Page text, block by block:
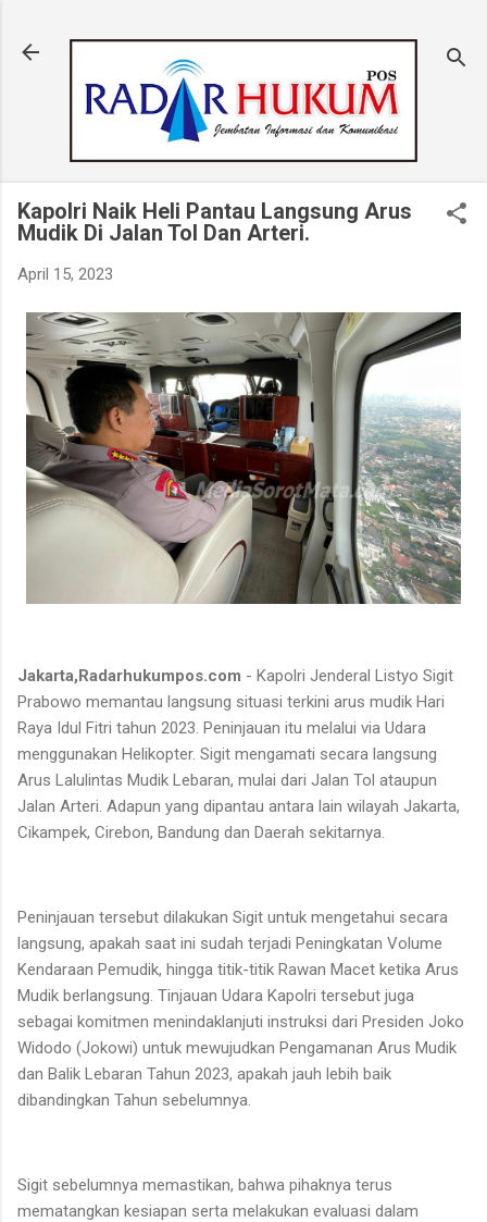
Kapolri Naik Heli Pantau Langsung Arus
Mudik Di Jalan Tol Dan Arteri.
April 15, 2023
Jakarta,Radarhukumpos.com - Kapolri Jenderal Listyo Sigit
Prabowo memantau langsung situasi terkini arus mudik Hari
Raya Idul Fitri tahun 2023. Peninjauan itu melalui via Udara
menggunakan Helikopter. Sigit mengamati secara langsung
Arus Lalulintas Mudik Lebaran, mulai dari Jalan Tol ataupun
Jalan Arteri. Adapun yang dipantau antara lain wilayah Jakarta,
Cikampek, Cirebon, Bandung dan Daerah sekitarnya.
Peninjauan tersebut dilakukan Sigit untuk mengetahui secara
langsung, apakah saat ini sudah terjadi Peningkatan Volume
Kendaraan Pemudik, hingga titik-titik Rawan Macet ketika Arus
Mudik berlangsung. Tinjauan Udara Kapolri tersebut juga
sebagai komitmen menindaklanjuti instruksi dari Presiden Joko
Widodo (Jokowi) untuk mewujudkan Pengamanan Arus Mudik
dan Balik Lebaran Tahun 2023, apakah jauh lebih baik
dibandingkan Tahun sebelumnya.
Sigit sebelumnya memastikan, bahwa pihaknya terus
mematangkan kesiapan serta melakukan evaluasi dalam